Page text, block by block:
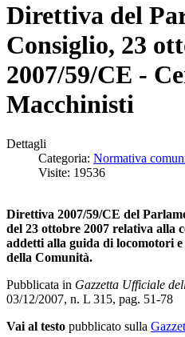
Direttiva del
Consiglio, 23
2007/59/CE -
Macchinisti
Dettagli
Categoria: Normativa
Visite: 19536
Direttiva 2007/59/CE del
del 23 ottobre 2007 relativa alla
addetti alla guida di locomotori
della Comunità.
Pubblicata in Gazzetta Ufficiale
03/12/2007, n. L 315, pag. 51-78
Vai al testo pubblicato sulla